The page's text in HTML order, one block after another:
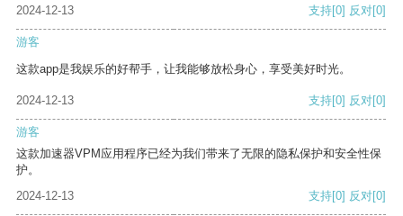
2024-12-13 支持[0] 反对[0]
游客
这款app是我娱乐的好帮手，让我能够放松身心，享受美好时光。
2024-12-13 支持[0] 反对[0]
游客
这款加速器VPM应用程序已经为我们带来了无限的隐私保护和安全性保
护。
2024-12-13
支持[0] 反对[0]